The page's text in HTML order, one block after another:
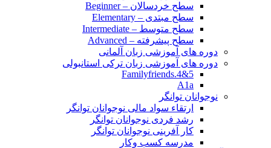
سطح خردسالان – Beginner
سطح مبتدی – Elementary
سطح متوسط – Intermediate
سطح پیشرفته – Advanced
دوره های آموزشی زبان آلمانی
دوره های آموزشی زبان ترکی استانبولی
Familyfriends.4&5
A1a
نوجوانان توانگر
ارتقاء سواد مالی نوجوانان توانگر
رشد فردی نوجوانان توانگر
کار آفرینی نوجوانان توانگر
مدرسه کسب وکار